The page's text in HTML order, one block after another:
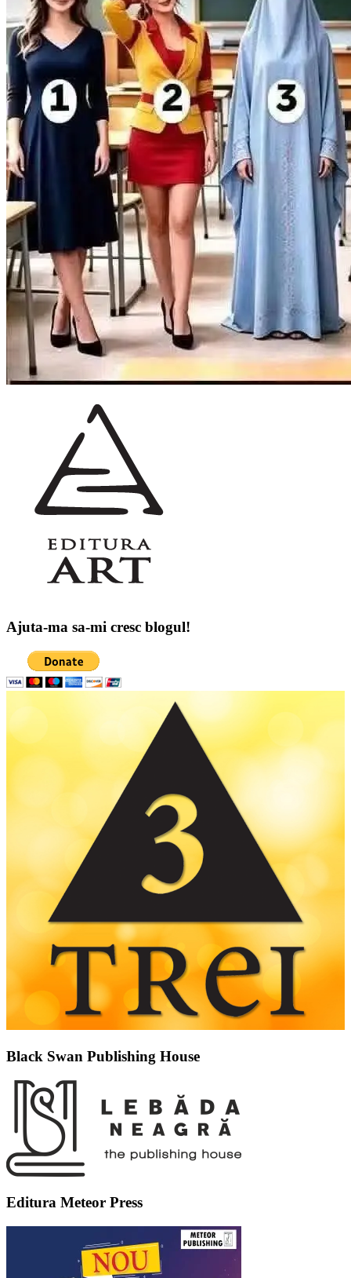
Ajuta-ma sa-mi cresc blogul!
Black Swan Publishing House
Editura Meteor Press